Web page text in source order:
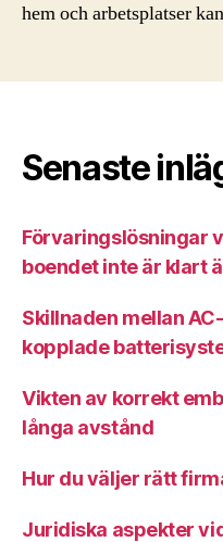
hem och arbetsplatser
Senaste
Förvaringslösningar
boendet inte är klart
Skillnaden mellan
kopplade
Vikten av korrekt
långa avstånd
Hur du väljer rätt
Juridiska aspekter